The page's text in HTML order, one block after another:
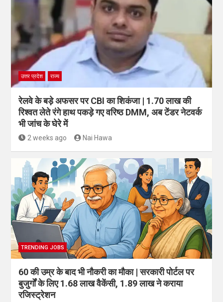
उत्तर प्रदेश राज्य
रेलवे के बड़े अफसर पर CBI का शिकंजा | 1.70 लाख की
रिश्वत लेते रंगे हाथ पकड़े गए वरिष्ठ DMM, अब टेंडर नेटवर्क
भी जांच के घेरे में
2 weeks ago Nai Hawa
TRENDING JOBS
60 की उम्र के बाद भी नौकरी का मौका | सरकारी पोर्टल पर
बुजुर्गों के लिए 1.68 लाख वैकेंसी, 1.89 लाख ने कराया
रजिस्ट्रेशन